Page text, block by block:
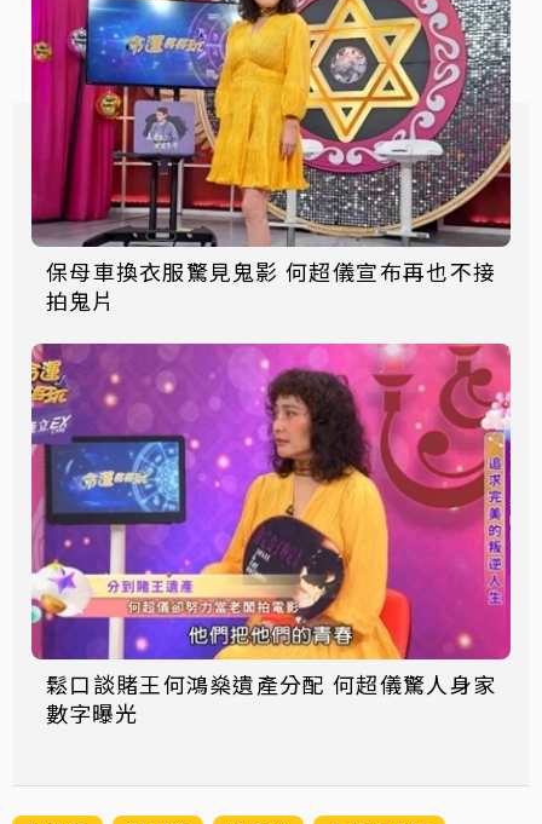
保母車換衣服驚見鬼影 何超儀宣布再也不接
拍鬼片
鬆口談賭王何鴻燊遺產分配 何超儀驚人身家
數字曝光